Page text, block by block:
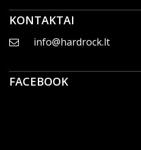
KONTAKTAI
info@hardrock.lt
FACEBOOK